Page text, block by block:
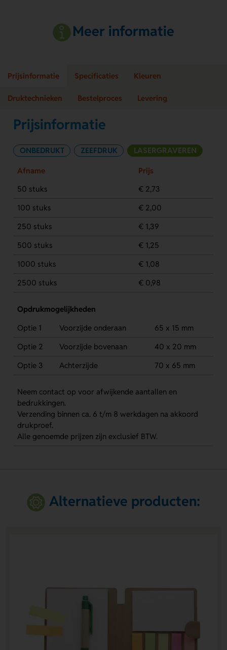
Meer informatie
Prijsinformatie Specificaties Kleuren
Druktechnieken Bestelproces Levering
Prijsinformatie
ONBEDRUKT ZEEFDRUK LASERGRAVEREN
Afname
Prijs
50 stuks
€ 2,73
100 stuks
€ 2,00
250 stuks
€ 1,39
500 stuks
€ 1,25
1000 stuks
€ 1,08
2500 stuks
€ 0,98
Opdrukmogelijkheden
Optie 1
Voorzijde onderaan
65 x 15 mm
Optie 2
Voorzijde bovenaan
40 x 20 mm
Optie 3
Achterzijde 70 x 65 mm
Neem contact op voor afwijkende aantallen en
bedrukkingen.
Verzending binnen ca. 6 t/m 8 werkdagen na akkoord
drukproef.
Alle genoemde prijzen zijn exclusief BTW.
Alternatieve producten: